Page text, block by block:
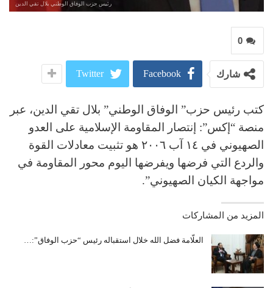
رئيس حزب الوفاق الوطني بلال تقي الدين
0
شارك Facebook
Twitter
كتب رئيس حزب” الوفاق الوطني” بلال تقي الدين، عبر
منصة “إكس”: إنتصار المقاومة الإسلامية على العدو
الصهيوني في ١٤ آب ٢٠٠٦ هو تثبيت معادلات القوة
والردع التي فرضها ويفرضها اليوم محور المقاومة في
مواجهة الكيان الصهيوني”.
المزيد من المشاركات
العلّامة فضل الله خلال استقباله رئيس “حزب الوفاق”:…